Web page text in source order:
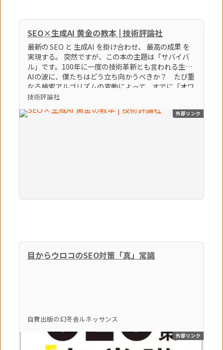
SEO×生成AI 黄金の教本 | 技術評論社
最新の SEO と 生成AI を掛け合わせ、 最高の成果 を
実現する。 突然ですが、この本の主題は「サバイバ
ル」です。100年に一度の技術革新とも言われる生成
AIの波に、僕たちはどう立ち向かうべきか？ たび重
なる検索アルゴリズムの変動によって、すでに「オワ
コン」とすら言われているブログやアフィリエイトサ
るのか？ そんな「生き残るための術」をテーマに、
技術評論社
外部リンク
目からウロコのSEO対策「真」常識
自費出版の幻冬舎ルネッサンス
外部リンク